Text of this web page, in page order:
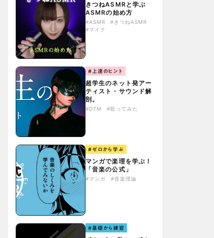
きつねASMRと学ぶ
ASMRの始め方
#ASMR
#きつねASMR
#マイク
#上達のヒント
超学生のネット発アー
ティスト・サウンド解
剖。
#DTM #歌ってみた
#ゼロから学ぶ
マンガで楽理を学ぶ！
「音楽の公式」
#マンガ #音楽理論
#基礎から練習